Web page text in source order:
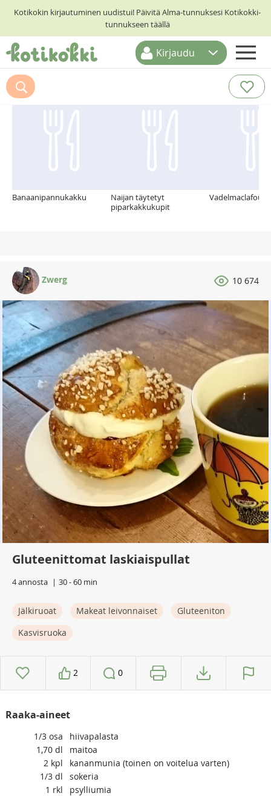
Kotikokin kirjautuminen uudistui! Päivitä Alma-tunnuksesi Kotikokki-
tunnukseen täällä
ETUSIVU
RESEPTIHAKU
Kirjaudu
Suosittelemme myös
Banaanipannukakku
Naijan täytetyt
piparkakkukupit
Vadelmaclafoutis
Zwerg 10 674
Gluteenittomat laskiaispullat
4 annosta 30 - 60 min
Jälkiruoat Makeat leivonnaiset
Gluteeniton
Kasvisruoka
2 0
Raaka-aineet
1/3 osa
hiivapalasta
1,70 dl
maitoa
2 kpl
kananmunia (toinen on voitelua varten)
1/3 dl
sokeria
1 rkl
psylliumia